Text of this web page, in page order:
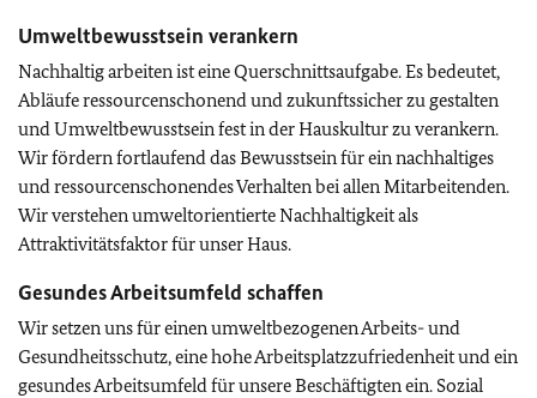
Umweltbewusstsein verankern
Nachhaltig arbeiten ist eine Querschnittsaufgabe. Es bedeutet,
Abläufe ressourcenschonend und zukunftssicher zu gestalten
und Umweltbewusstsein fest in der Hauskultur zu verankern.
Wir fördern fortlaufend das Bewusstsein für ein nachhaltiges
und ressourcenschonendes Verhalten bei allen Mitarbeitenden.
Wir verstehen umweltorientierte Nachhaltigkeit als
Attraktivitätsfaktor für unser Haus.
Gesundes Arbeitsumfeld schaffen
Wir setzen uns für einen umweltbezogenen Arbeits- und
Gesundheitsschutz, eine hohe Arbeitsplatzzufriedenheit und ein
gesundes Arbeitsumfeld für unsere Beschäftigten ein. Sozial